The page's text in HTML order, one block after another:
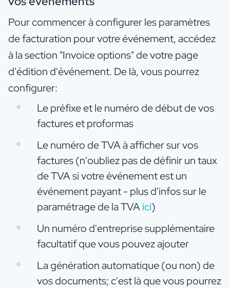
Pour commencer à configurer les paramètres
de facturation pour votre événement, accédez
à la section "Invoice options" de votre page
d'édition d'événement. De là, vous pourrez
configurer:
Le préfixe et le numéro de début de vos
factures et proformas
Le numéro de TVA à afficher sur vos
factures (n'oubliez pas de définir un taux
de TVA si votre événement est un
événement payant - plus d'infos sur le
paramétrage de la TVAici)
Un numéro d'entreprise supplémentaire
facultatif que vous pouvez ajouter
La génération automatique (ou non) de
vos documents; c'est là que vous pourrez